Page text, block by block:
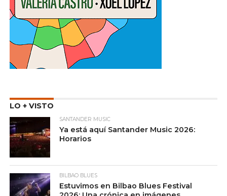
LO + VISTO
SANTANDER MUSIC
Ya está aquí Santander Music 2026:
Horarios
BILBAO BLUES
Estuvimos en Bilbao Blues Festival